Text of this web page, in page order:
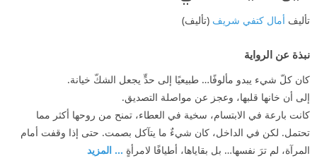
تأليف أمال كتفي شريف (تأليف)
نبذة عن الرواية
كان كلّ شيء يبدو مألوفًا… طبيعيًا إلى حدٍّ يجعل الشكّ خيانة.
إلى أن خانها قلبها، وعجز عن مواصلة التصديق.
كانت بارعة في الابتسام، سخية في العطاء، تمنح من روحها أكثر مما
تحتمل. لكن في الداخل، كان شيءٌ ما يتآكل بصمت. حتى إذا وقفت أمام
المرآة، لم ترَ نفسها… بل بقاياها، أطيافًا لامرأةٍ ... المزيد